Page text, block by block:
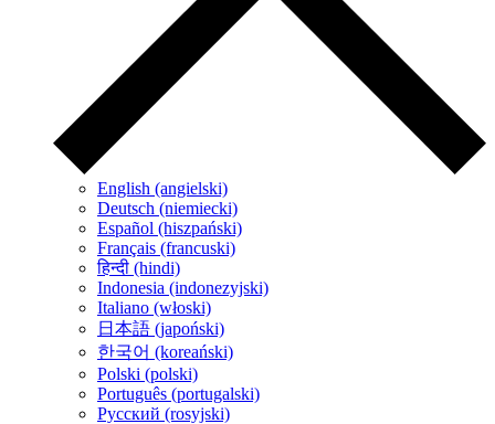
English (angielski)
Deutsch (niemiecki)
Español (hiszpański)
Français (francuski)
हिन्दी (hindi)
Indonesia (indonezyjski)
Italiano (włoski)
日本語 (japoński)
한국어 (koreański)
Polski (polski)
Português (portugalski)
Русский (rosyjski)